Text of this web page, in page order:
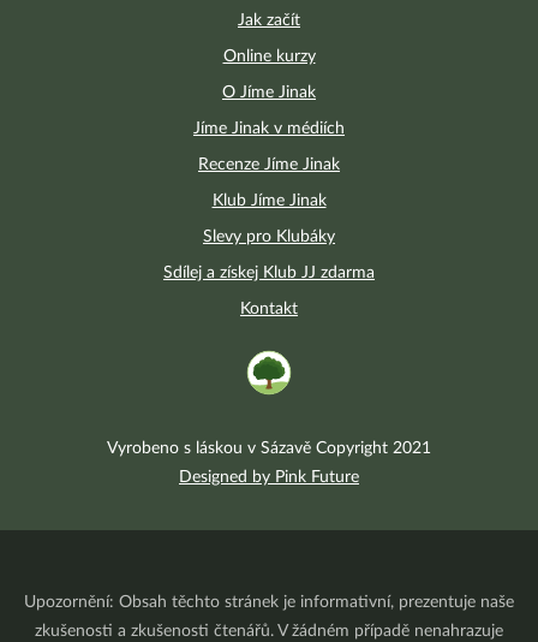
Jak začít
Online kurzy
O Jíme Jinak
Jíme Jinak v médiích
Recenze Jíme Jinak
Klub Jíme Jinak
Slevy pro Klubáky
Sdílej a získej Klub JJ zdarma
Kontakt
Vyrobeno s láskou v Sázavě Copyright 2021
Designed by Pink Future
Upozornění: Obsah těchto stránek je informativní, prezentuje naše
zkušenosti a zkušenosti čtenářů. V žádném případě nenahrazuje